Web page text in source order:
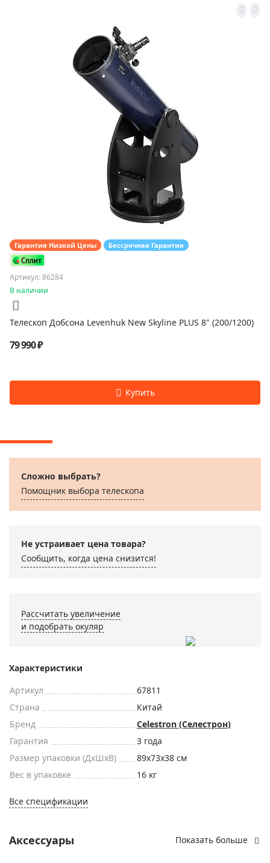
Гарантия Низкой Цены Бессрочная Гарантия
Артикул: 86284
В наличии
Телескоп Добсона Levenhuk New Skyline PLUS 8" (200/1200)
79 990 ₽
Сложно выбрать?
Помощник выбора телескопа
Не устраивает цена товара?
Сообщить, когда цена снизится!
Рассчитать увеличение
и подобрать окуляр
Характеристики
Артикул
67811
Страна
Китай
Бренд
Celestron (Селестрон)
Гарантия
3 года
Размер упаковки (ДxШxВ)
89x73x38 см
Вес в упаковке
16 кг
Все спецификации
Аксессуары Показать больше